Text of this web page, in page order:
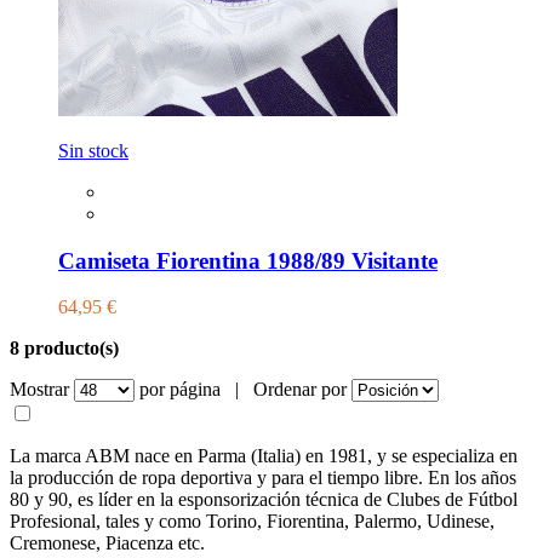
Sin stock
Camiseta Fiorentina 1988/89 Visitante
64,95 €
8 producto(s)
Mostrar
por página | Ordenar por
La marca ABM nace en Parma (Italia) en 1981, y se especializa en
la producción de ropa deportiva y para el tiempo libre. En los años
80 y 90, es líder en la esponsorización técnica de Clubes de Fútbol
Profesional, tales y como Torino, Fiorentina, Palermo, Udinese,
Cremonese, Piacenza etc.